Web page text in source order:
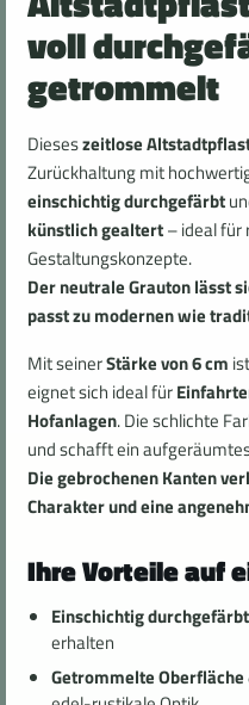
voll
getrommelt
Dieseszeitlose
Zurückhaltung mit
einschichtig durchgefärbt
künstlich gealtert– ideal für
Gestaltungskonzepte.
Der neutrale Grauton lässt
passt zu modernen wie
Mit seinerStärke von 6 cm
eignet sich ideal für
Hofanlagen. Die schlichte
und schafft ein
Die gebrochenen Kanten
Charakter und eine
Ihre Vorteile auf
Einschichtig durchgefärbt
erhalten
Getrommelte Oberfläche